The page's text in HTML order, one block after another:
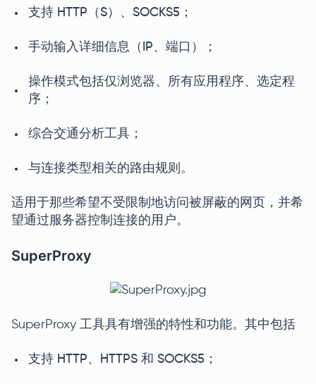
支持 HTTP（S）、SOCKS5；
手动输入详细信息（IP、端口）；
操作模式包括仅浏览器、所有应用程序、选定程
序；
综合交通分析工具；
与连接类型相关的路由规则。
适用于那些希望不受限制地访问被屏蔽的网页，并希
望通过服务器控制连接的用户。
SuperProxy
SuperProxy 工具具有增强的特性和功能。其中包括
支持 HTTP、HTTPS 和 SOCKS5；